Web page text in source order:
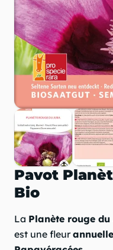
Pavot
Bio
La Planète rouge
est une fleurannuelle